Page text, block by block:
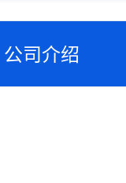
公司介绍